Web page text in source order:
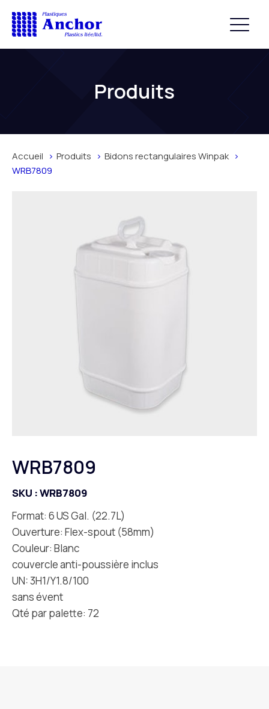
Produits
Accueil Produits
Bidons rectangulaires Winpak
WRB7809
WRB7809
SKU :WRB7809
Format: 6 US Gal. (22.7L)
Ouverture: Flex-spout (58mm)
Couleur: Blanc
couvercle anti-poussière inclus
UN: 3H1/Y1.8/100
sans évent
Qté par palette: 72